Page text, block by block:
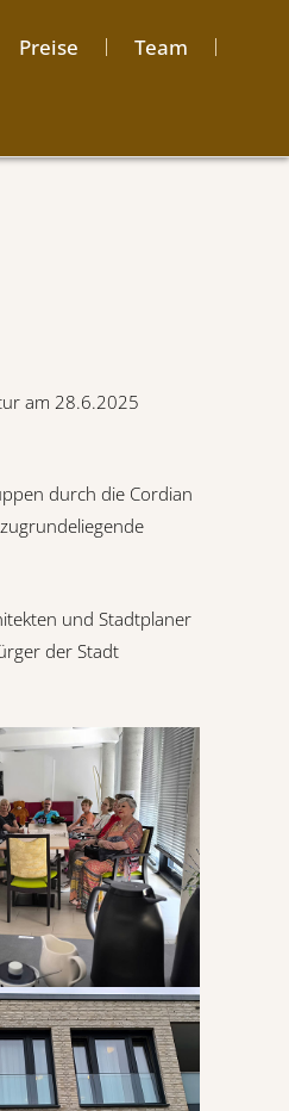
Preise Team
am 28.6.2025
durch die Cordian
und Stadtplaner
der Stadt